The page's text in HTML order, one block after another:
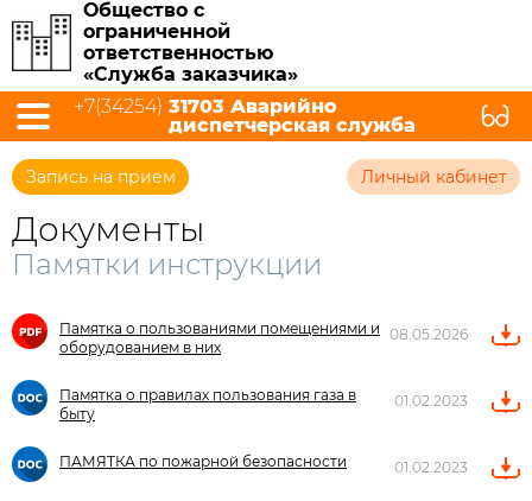
Общество с
ограниченной
ответственностью
«Служба заказчика»
+7(34254) 31703 Аварийно
диспетчерская служба
Запись на прием Личный кабинет
Документы
Памятки инструкции
Памятка о пользованиями помещениями и
оборудованием в них
08.05.2026
Памятка о правилах пользования газа в
быту
01.02.2023
ПАМЯТКА по пожарной безопасности 01.02.2023